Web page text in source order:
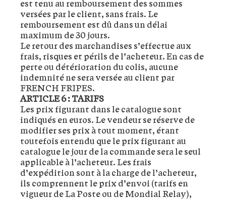
est tenu au remboursement des sommes
versées par le client, sans frais. Le
remboursement est dû dans un délai
maximum de 30 jours.
Le retour des marchandises s’effectue aux
frais, risques et périls de l’acheteur. En cas de
perte ou détérioration du colis, aucune
indemnité ne sera versée au client par
FRENCH FRIPES.
ARTICLE 6 : TARIFS
Les prix figurant dans le catalogue sont
indiqués en euros. Le vendeur se réserve de
modifier ses prix à tout moment, étant
toutefois entendu que le prix figurant au
catalogue le jour de la commande sera le seul
applicable à l’acheteur. Les frais
d’expédition sont à la charge de l’acheteur,
ils comprennent le prix d’envoi (tarifs en
vigueur de La Poste ou de Mondial Relay),